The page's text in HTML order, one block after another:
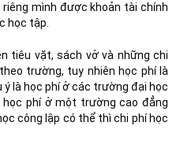
mình được khoản tài chính
học tập.
tiêu vặt, sách vở và những chi
trường, tuy nhiên học phí là
ý là học phí ở các trường đại học
học phí ở một trường cao đẳng
công lập có thể thì chi phí học